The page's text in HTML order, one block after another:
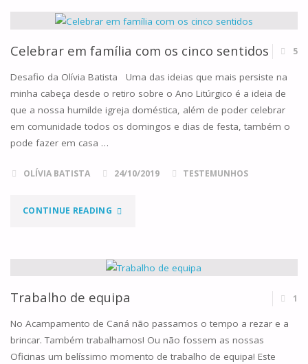
DE
PAPEL"
Celebrar em família com os cinco sentidos 5
Desafio da Olívia Batista Uma das ideias que mais persiste na
minha cabeça desde o retiro sobre o Ano Litúrgico é a ideia de
que a nossa humilde igreja doméstica, além de poder celebrar
em comunidade todos os domingos e dias de festa, também o
pode fazer em casa …
OLÍVIA BATISTA 24/10/2019 TESTEMUNHOS
CONTINUE READING"CELEBRAR
FAMÍLIA
COM
OS
Trabalho de equipa 1
No Acampamento de Caná não passamos o tempo a rezar e a
brincar. Também trabalhamos! Ou não fossem as nossas
Oficinas um belíssimo momento de trabalho de equipa! Este